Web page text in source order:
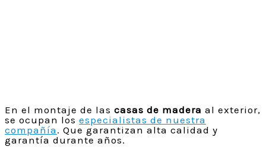
En el montaje de las casas de madera al exterior,
se ocupan los especialistas de nuestra
compañía . Que garantizan alta calidad y
garantía durante años.